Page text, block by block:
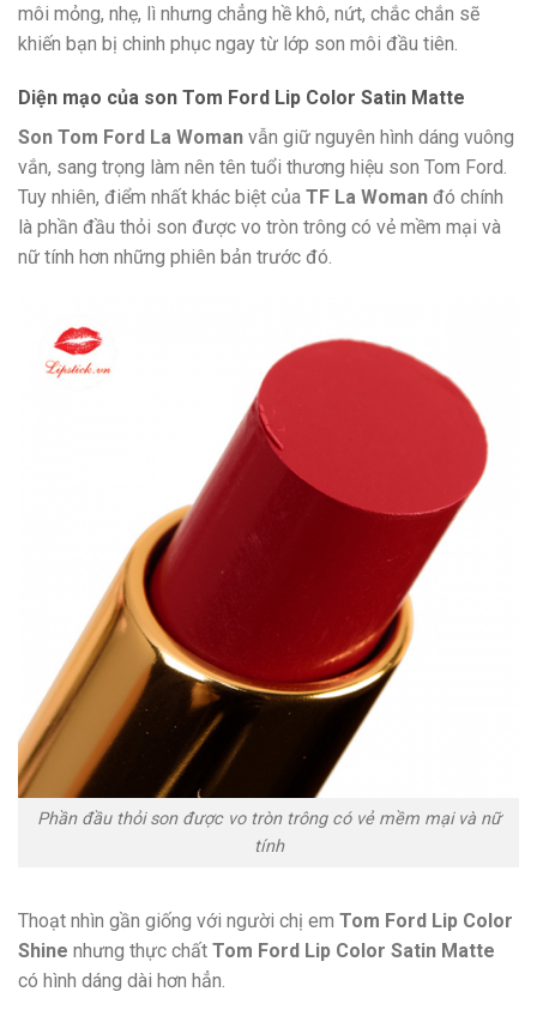
môi mỏng, nhẹ, lì nhưng chẳng hề khô, nứt, chắc chắn sẽ
khiến bạn bị chinh phục ngay từ lớp son môi đầu tiên.
Diện mạo của son Tom Ford Lip Color Satin Matte
Son Tom Ford La Woman vẫn giữ nguyên hình dáng vuông
vắn, sang trọng làm nên tên tuổi thương hiệu son Tom Ford.
Tuy nhiên, điểm nhất khác biệt của TF La Woman đó chính
là phần đầu thỏi son được vo tròn trông có vẻ mềm mại và
nữ tính hơn những phiên bản trước đó.
Phần đầu thỏi son được vo tròn trông có vẻ mềm mại và nữ
tính
Thoạt nhìn gần giống với người chị em Tom Ford Lip Color
Shine nhưng thực chất Tom Ford Lip Color Satin Matte
có hình dáng dài hơn hẳn.